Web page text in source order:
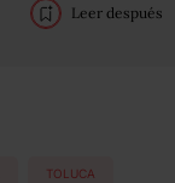
Leer después
TOLUCA